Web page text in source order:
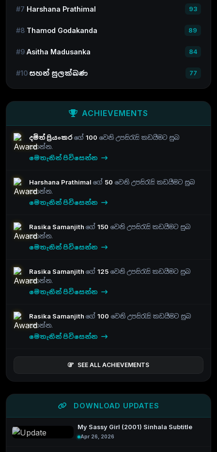
#7 Harshana Prathimal 93
#8 Thamod Godakanda 89
#9 Asitha Madusanka 84
#10 සහන් සුලක්ඛණ 77
ACHIEVEMENTS
දමිත් ප්‍රියංකරගේ 100 වෙනි උපසිරැසි කඩයීමට සුබ
පතන්න.
මෙතැනින් පිවිසෙන්න
Harshana Prathimal ගේ 50 වෙනි උපසිරැසි කඩයීමට සුබ
පතන්න.
මෙතැනින් පිවිසෙන්න
Rasika Samanjith ගේ 150 වෙනි උපසිරැසි කඩයීමට සුබ
පතන්න.
මෙතැනින් පිවිසෙන්න
Rasika Samanjith ගේ 125 වෙනි උපසිරැසි කඩයීමට සුබ
පතන්න.
මෙතැනින් පිවිසෙන්න
Rasika Samanjith ගේ 100 වෙනි උපසිරැසි කඩයීමට සුබ
පතන්න.
මෙතැනින් පිවිසෙන්න
SEE ALL ACHIEVEMENTS
DOWNLOAD UPDATES
My Sassy Girl (2001) Sinhala Subtitle
Apr 26, 2026